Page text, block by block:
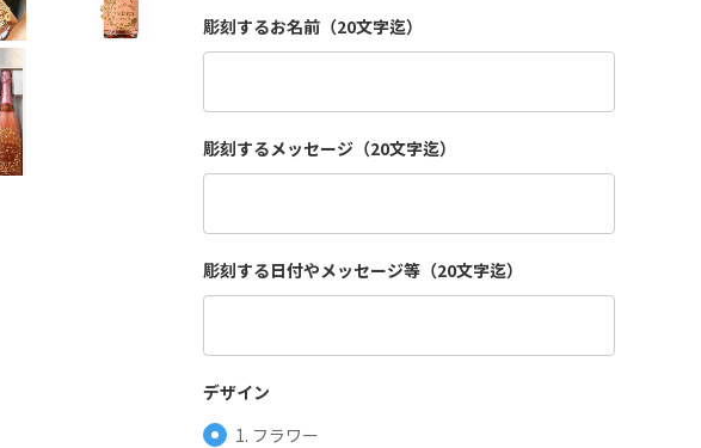
彫刻するお名前（20文字迄）
彫刻するメッセージ（20文字迄）
彫刻する日付やメッセージ等（20文字迄）
デザイン
1. フラワー